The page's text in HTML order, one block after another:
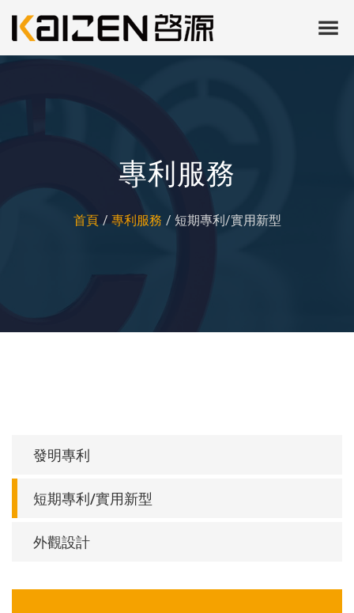
專利服務
首頁 專利服務 短期專利/實用新型
發明專利
短期專利/實用新型
外觀設計